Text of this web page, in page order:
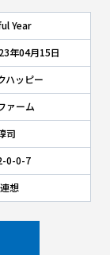
Year
年04月15日
ハッピー
ァーム
司
0-0-7
想